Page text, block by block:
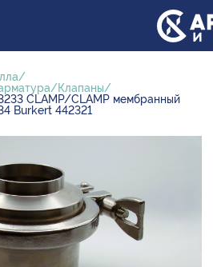
Клапаны
CLAMP/CLAMP мембранный
Burkert 442321